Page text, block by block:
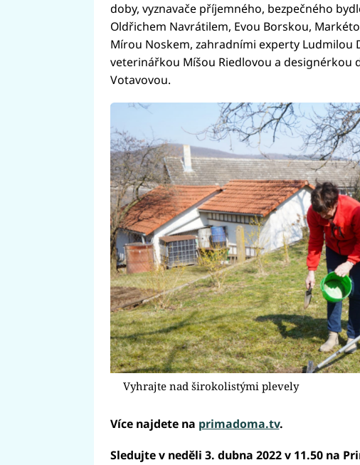
doby, vyznavače příjemného, bezpečného
Oldřichem Navrátilem, Evou Borskou,
Mírou Noskem, zahradními experty Ludmilou
veterinářkou Míšou Riedlovou a designérkou
Votavovou.
Vyhrajte nad širokolistými plevely
Více najdete na primadoma.tv.
Sledujte v neděli 3. dubna 2022 v 11.50 na